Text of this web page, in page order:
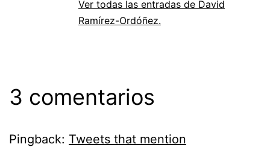
Ver todas las entradas de David
Ramírez-Ordóñez.
3 comentarios
Pingback: Tweets that mention